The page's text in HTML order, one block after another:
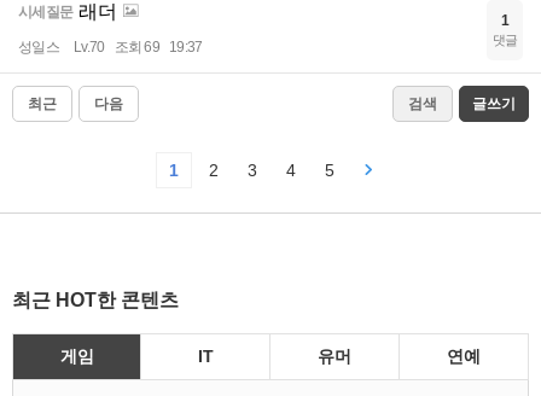
시세질문 래더
성일스 Lv.70 조회 69 19:37
1
댓글
최근 다음 검색 글쓰기
1 2 3 4 5
최근 HOT한 콘텐츠
게임 IT 유머 연예